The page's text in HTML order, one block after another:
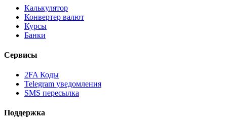
Калькулятор
Конвертер валют
Курсы
Банки
Сервисы
2FA Коды
Telegram уведомления
SMS пересылка
Поддержка